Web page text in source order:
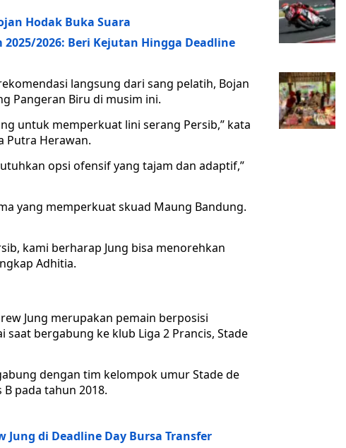
Hodak Buka Suara
2026: Beri Kejutan Hingga Deadline
langsung dari sang pelatih, Bojan
Pangeran Biru di musim ini.
untuk memperkuat lini serang Persib,” kata
Putra Herawan.
opsi ofensif yang tajam dan adaptif,”
yang memperkuat skuad Maung Bandung.
kami berharap Jung bisa menorehkan
Adhitia.
Jung merupakan pemain berposisi
bergabung ke klub Liga 2 Prancis, Stade
dengan tim kelompok umur Stade de
pada tahun 2018.
di Deadline Day Bursa Transfer